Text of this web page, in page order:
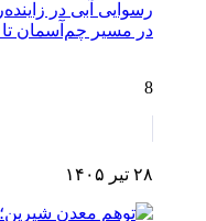
در مسیر چم‌آسمان
8
۲۸ تیر ۱۴۰۵